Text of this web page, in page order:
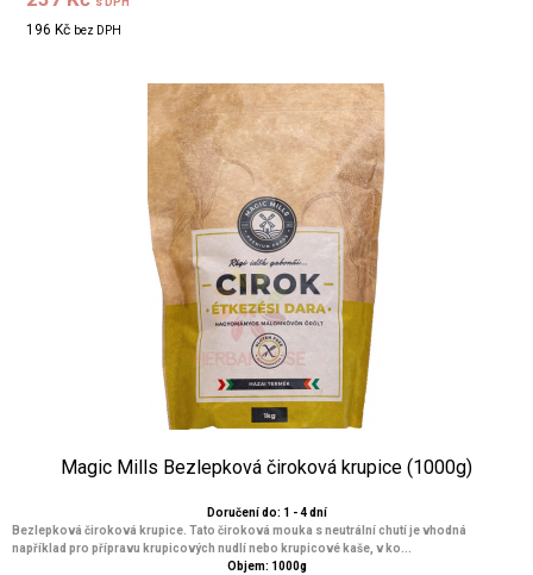
196 Kč bez DPH
Magic Mills Bezlepková čiroková krupice (1000g)
Doručení do: 1 - 4 dní
Bezlepková čiroková krupice. Tato čiroková mouka s neutrální chutí je vhodná
například pro přípravu krupicových nudlí nebo krupicové kaše, v ko...
Objem: 1000g